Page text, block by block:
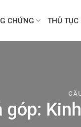
CHỨNG THỦ TỤC
góp: